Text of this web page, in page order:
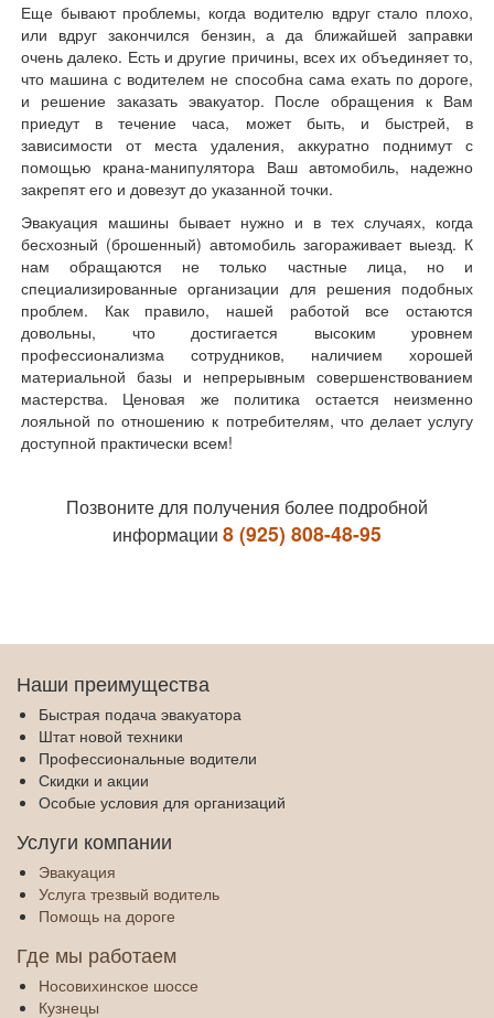
Еще бывают проблемы, когда водителю вдруг стало плохо,
или вдруг закончился бензин, а да ближайшей заправки
очень далеко. Есть и другие причины, всех их объединяет то,
что машина с водителем не способна сама ехать по дороге,
и решение заказать эвакуатор. После обращения к Вам
приедут в течение часа, может быть, и быстрей, в
зависимости от места удаления, аккуратно поднимут с
помощью крана-манипулятора Ваш автомобиль, надежно
закрепят его и довезут до указанной точки.
Эвакуация машины бывает нужно и в тех случаях, когда
бесхозный (брошенный) автомобиль загораживает выезд. К
нам обращаются не только частные лица, но и
специализированные организации для решения подобных
проблем. Как правило, нашей работой все остаются
довольны, что достигается высоким уровнем
профессионализма сотрудников, наличием хорошей
материальной базы и непрерывным совершенствованием
мастерства. Ценовая же политика остается неизменно
лояльной по отношению к потребителям, что делает услугу
доступной практически всем!
Позвоните для получения более подробной
информации ‎8 (925) 808-48-95
Наши преимущества
Быстрая подача эвакуатора
Штат новой техники
Профессиональные водители
Скидки и акции
Особые условия для организаций
Услуги компании
Эвакуация
Услуга трезвый водитель
Помощь на дороге
Где мы работаем
Носовихинское шоссе
Кузнецы